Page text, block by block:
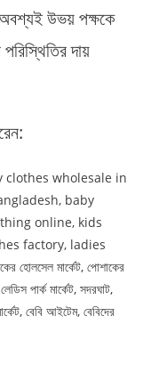
উভয় পক্ষকে
দায়
clothes wholesale in
baby
online, kids
factory, ladies
মার্কেট, পোশাকের
পার্ক মার্কেট, সদরঘাট,
বেবি আইটেম, বেবিদের